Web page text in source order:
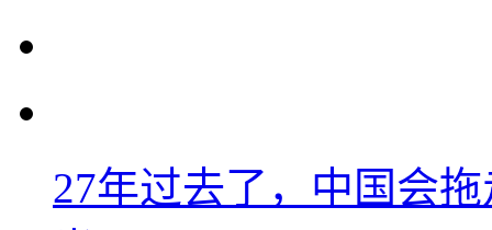
27年过去了，中国会